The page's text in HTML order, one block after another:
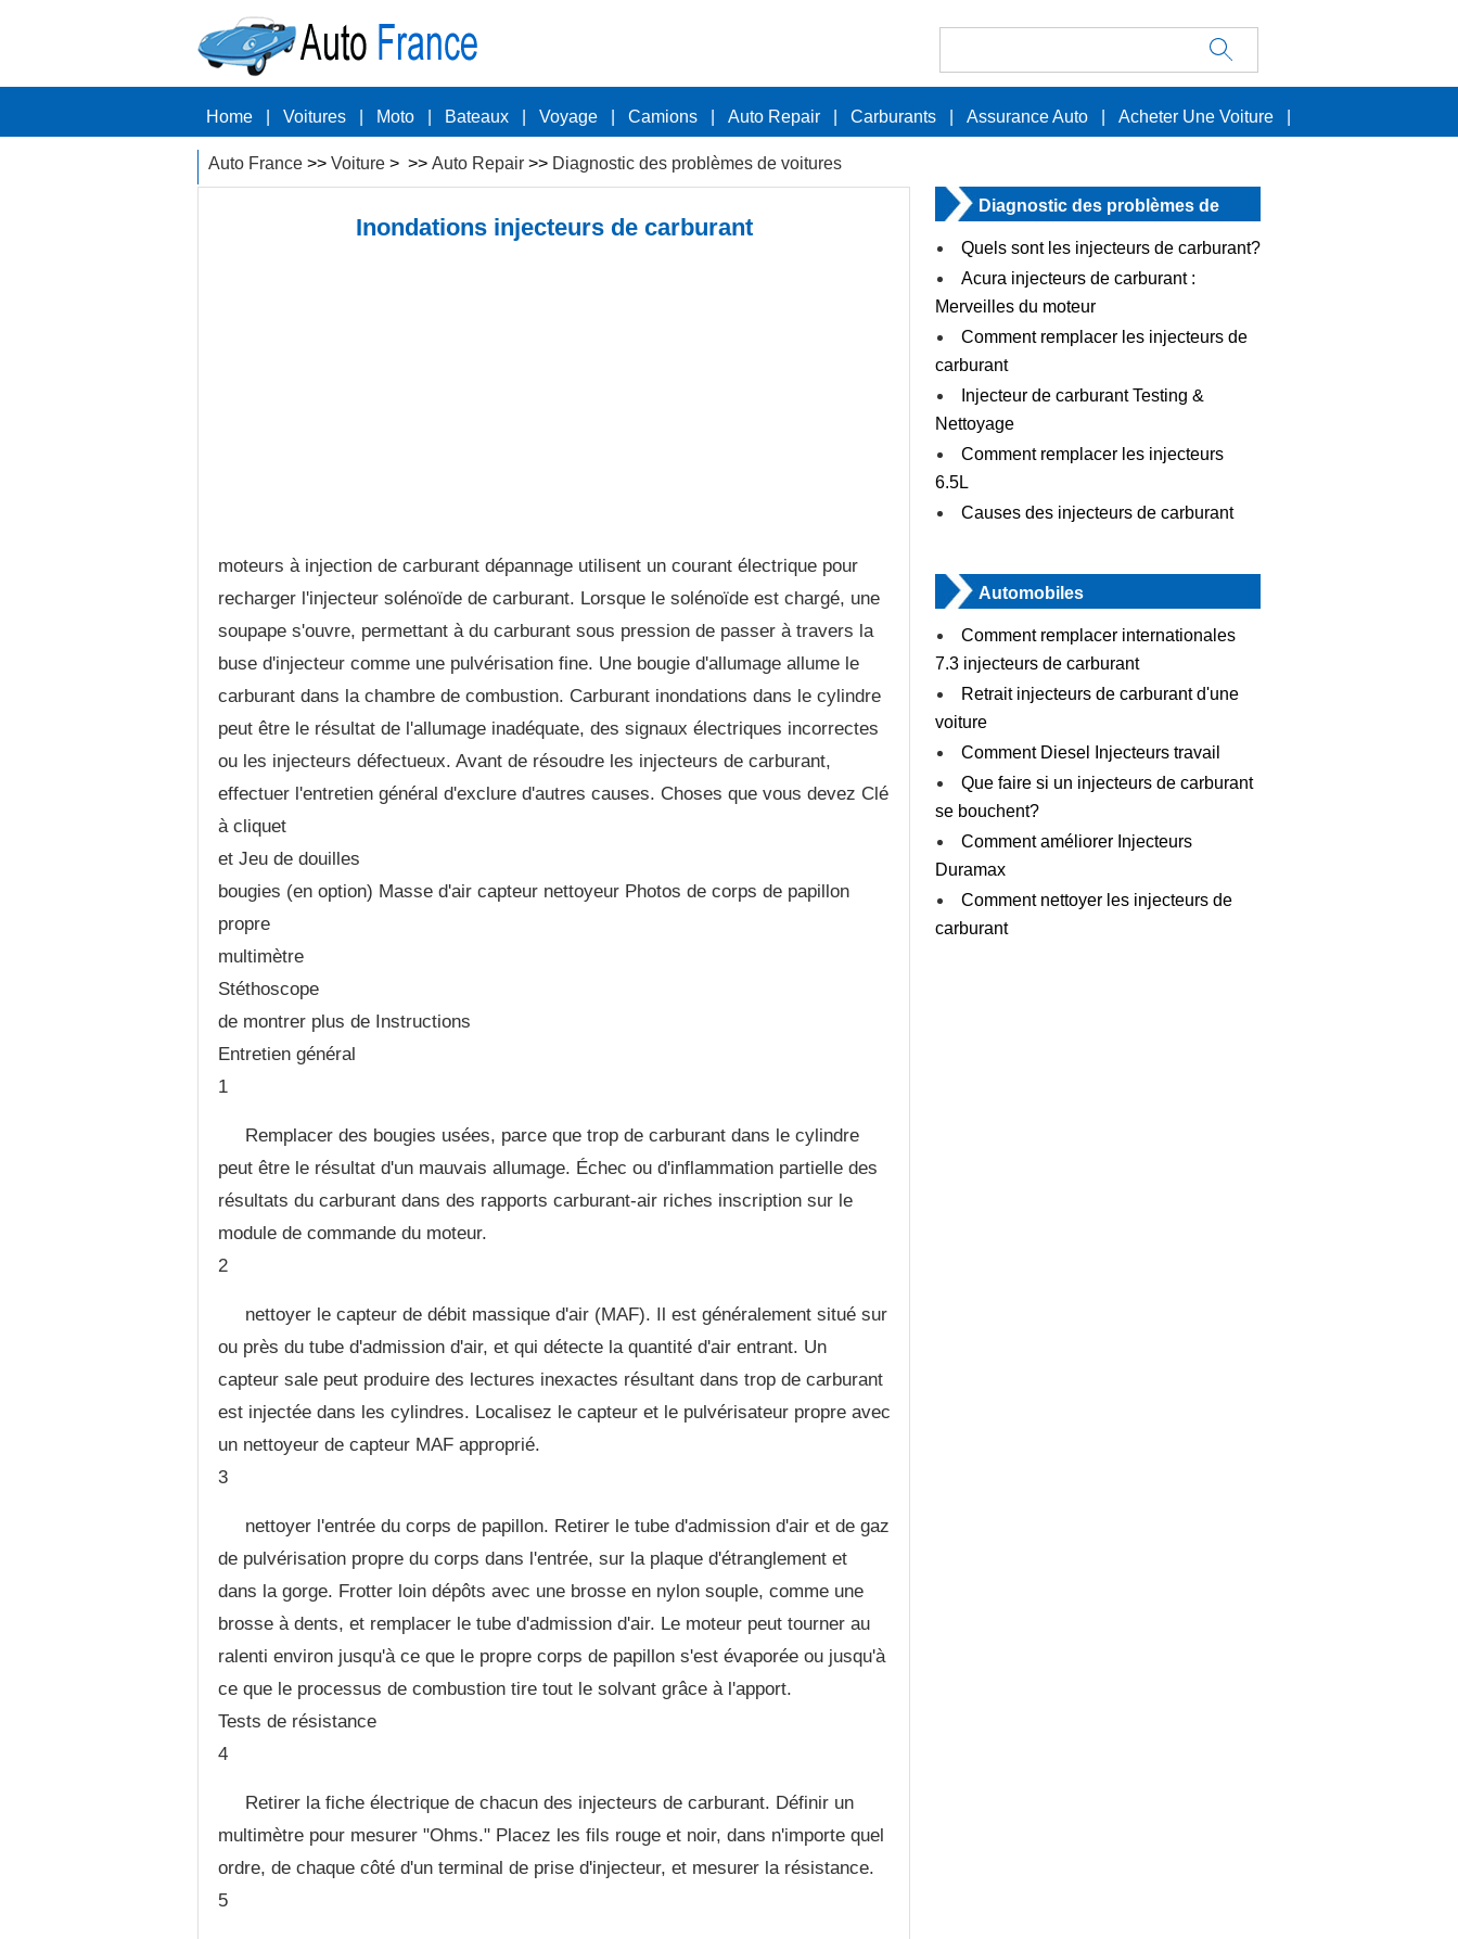
Home Voitures Moto Bateaux Voyage Camions Auto Repair Carburants Assurance Auto Acheter Une Voiture
Auto France >> Voiture > >> Auto Repair >> Diagnostic des problèmes de voitures
Inondations injecteurs de carburant
moteurs à injection de carburant dépannage utilisent un courant électrique pour
recharger l'injecteur solénoïde de carburant. Lorsque le solénoïde est chargé, une
soupape s'ouvre, permettant à du carburant sous pression de passer à travers la
buse d'injecteur comme une pulvérisation fine. Une bougie d'allumage allume le
carburant dans la chambre de combustion. Carburant inondations dans le cylindre
peut être le résultat de l'allumage inadéquate, des signaux électriques incorrectes
ou les injecteurs défectueux. Avant de résoudre les injecteurs de carburant,
effectuer l'entretien général d'exclure d'autres causes. Choses que vous devez Clé
à cliquet
et Jeu de douilles
bougies (en option) Masse d'air capteur nettoyeur Photos de corps de papillon
propre
multimètre
Stéthoscope
de montrer plus de Instructions
Entretien général
1
Remplacer des bougies usées, parce que trop de carburant dans le cylindre
peut être le résultat d'un mauvais allumage. Échec ou d'inflammation partielle des
résultats du carburant dans des rapports carburant-air riches inscription sur le
module de commande du moteur.
2
nettoyer le capteur de débit massique d'air (MAF). Il est généralement situé sur
ou près du tube d'admission d'air, et qui détecte la quantité d'air entrant. Un
capteur sale peut produire des lectures inexactes résultant dans trop de carburant
est injectée dans les cylindres. Localisez le capteur et le pulvérisateur propre avec
un nettoyeur de capteur MAF approprié.
3
nettoyer l'entrée du corps de papillon. Retirer le tube d'admission d'air et de gaz
de pulvérisation propre du corps dans l'entrée, sur la plaque d'étranglement et
dans la gorge. Frotter loin dépôts avec une brosse en nylon souple, comme une
brosse à dents, et remplacer le tube d'admission d'air. Le moteur peut tourner au
ralenti environ jusqu'à ce que le propre corps de papillon s'est évaporée ou jusqu'à
ce que le processus de combustion tire tout le solvant grâce à l'apport.
Tests de résistance
4
Retirer la fiche électrique de chacun des injecteurs de carburant. Définir un
multimètre pour mesurer "Ohms." Placez les fils rouge et noir, dans n'importe quel
ordre, de chaque côté d'un terminal de prise d'injecteur, et mesurer la résistance.
5
Diagnostic des problèmes de
Quels sont les injecteurs de carburant?
Acura injecteurs de carburant :
Merveilles du moteur
Comment remplacer les injecteurs de
carburant
Injecteur de carburant Testing &
Nettoyage
Comment remplacer les injecteurs
6.5L
Causes des injecteurs de carburant
Automobiles
Comment remplacer internationales
7.3 injecteurs de carburant
Retrait injecteurs de carburant d'une
voiture
Comment Diesel Injecteurs travail
Que faire si un injecteurs de carburant
se bouchent?
Comment améliorer Injecteurs
Duramax
Comment nettoyer les injecteurs de
carburant